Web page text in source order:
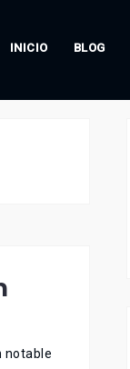
INICIO BLOG
notable